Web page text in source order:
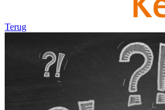
Terug